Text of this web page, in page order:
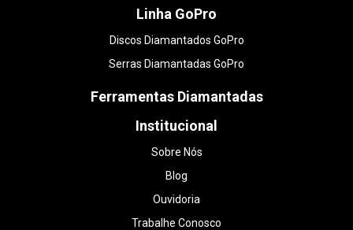
Linha GoPro
Discos Diamantados GoPro
Serras Diamantadas GoPro
Ferramentas Diamantadas
Institucional
Sobre Nós
Blog
Ouvidoria
Trabalhe Conosco